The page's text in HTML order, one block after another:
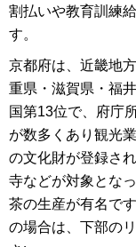
割払いや教育訓練
す。
京都府は、近畿地
重県・滋賀県・福
国第13位で、府庁
が数多くあり観光
の文化財が登録さ
寺などが対象とな
茶の生産が有名で
の場合は、下部の